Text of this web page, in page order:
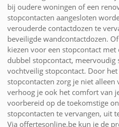
bij oudere woningen of een
stopcontacten aangesloten
verouderde contactdozen te
beveiligde wandcontactdozen.
kiezen voor een stopcontact
dubbel stopcontact, meervoudig
vochtveilig stopcontact. Door
stopcontacten zorg je niet
verhoog je ook het comfort van
voorbereid op de toekomstige
stopcontacten te vervangen, uit
Via offertesonline.be kun je de